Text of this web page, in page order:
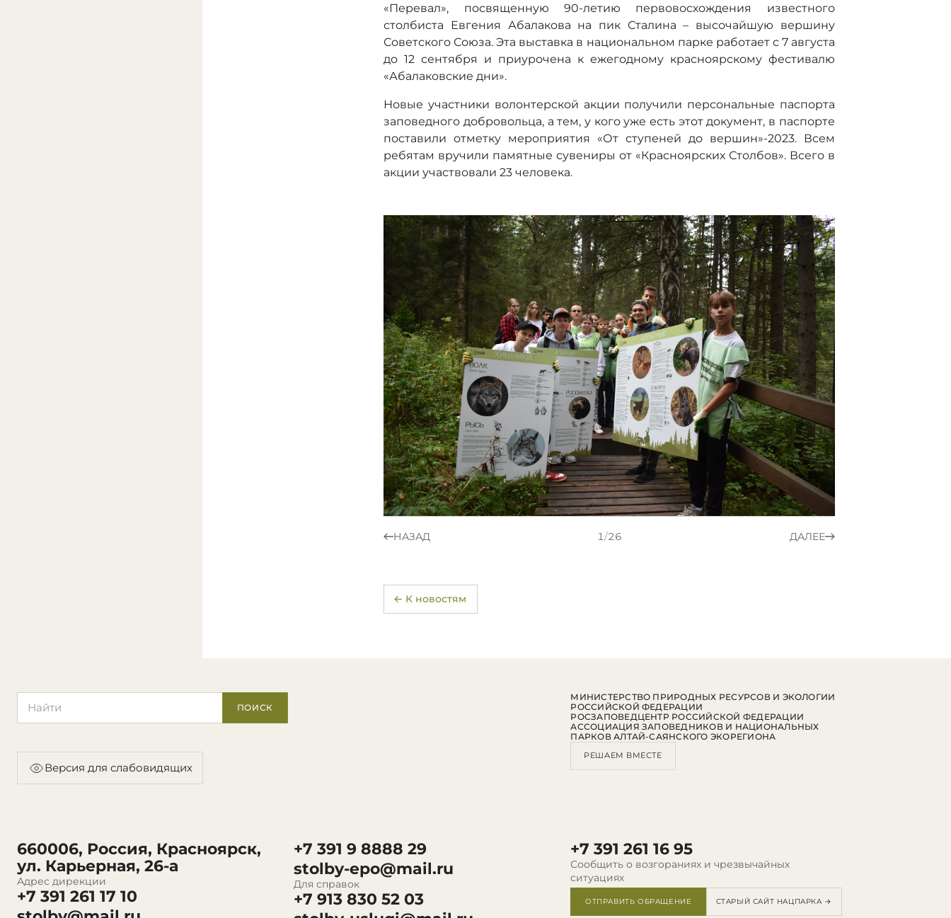
«Перевал», посвященную 90-летию первовосхождения известного
столбиста Евгения Абалакова на пик Сталина – высочайшую вершину
Советского Союза. Эта выставка в национальном парке работает с 7 августа
до 12 сентября и приурочена к ежегодному красноярскому фестивалю
«Абалаковские дни».
Новые участники волонтерской акции получили персональные паспорта
заповедного добровольца, а тем, у кого уже есть этот документ, в паспорте
поставили отметку мероприятия «От ступеней до вершин»-2023. Всем
ребятам вручили памятные сувениры от «Красноярских Столбов». Всего в
акции участвовали 23 человека.
НАЗАД 1/26 ДАЛЕЕ
← К новостям
ПОИСК
Версия для слабовидящих
660006, Россия, Красноярск,
ул. Карьерная, 26-а
Адрес дирекции
+7 391 261 17 10
+7 391 9 8888 29
stolby-epo@mail.ru
Для справок
+7 913 830 52 03
+7 391 261 16 95
Сообщить о возгораниях и чрезвычайных
ситуациях
ОТПРАВИТЬ ОБРАЩЕНИЕ СТАРЫЙ САЙТ НАЦПАРКА →
МИНИСТЕРСТВО ПРИРОДНЫХ РЕСУРСОВ И ЭКОЛОГИИ
РОССИЙСКОЙ ФЕДЕРАЦИИ
РОСЗАПОВЕДЦЕНТР РОССИЙСКОЙ ФЕДЕРАЦИИ
АССОЦИАЦИЯ ЗАПОВЕДНИКОВ И НАЦИОНАЛЬНЫХ
ПАРКОВ АЛТАЙ-САЯНСКОГО ЭКОРЕГИОНА
РЕШАЕМ ВМЕСТЕ